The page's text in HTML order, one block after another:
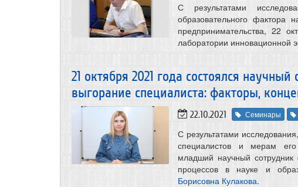
С результатами
образовательного фактора
предпринимательства, 22
лаборатории инновационной
21 октября 2021 года состоялся
выгорание специалиста: факторы,
22.10.2021 Семинары
С результатами
специалистов и мерам
младший научный сотрудник
процессов в науке и
Борисовна Кулакова.